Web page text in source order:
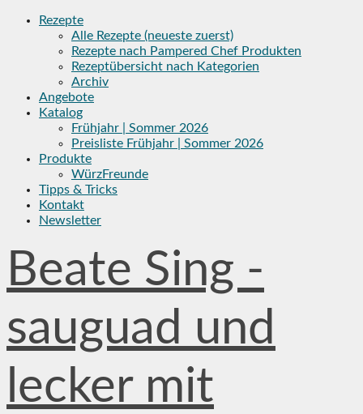
Skip
Rezepte
Alle Rezepte (neueste zuerst)
Rezepte nach Pampered Chef Produkten
Rezeptübersicht nach Kategorien
Archiv
Angebote
Katalog
Frühjahr | Sommer 2026
Preisliste Frühjahr | Sommer 2026
Produkte
WürzFreunde
Tipps & Tricks
Kontakt
Newsletter
Beate Sing -
sauguad und
lecker mit